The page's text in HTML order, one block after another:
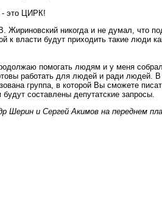
- это ЦИРК!
Жириновский никогда и не думал, что
к власти будут приходить такие люди
помогать людям и у меня
работать для людей и ради людей.
группа, в которой Вы сможете
составлены депутатские запросы.
Шерин и Сергей Акимов на переднем